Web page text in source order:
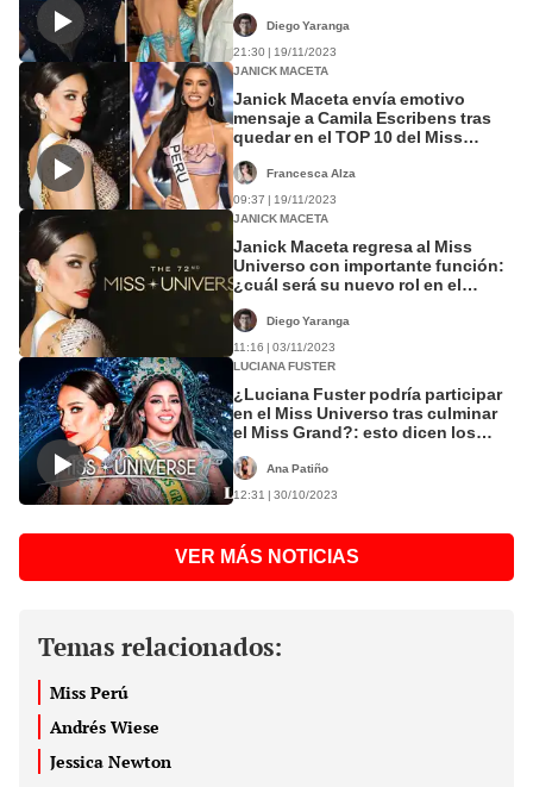
Diego Yaranga
21:30 | 19/11/2023
JANICK MACETA
Janick Maceta envía emotivo
mensaje a Camila Escribens tras
quedar en el TOP 10 del Miss
Francesca Alza
09:37 | 19/11/2023
JANICK MACETA
Janick Maceta regresa al Miss
Universo con importante función:
¿cuál será su nuevo rol en el
Diego Yaranga
11:16 | 03/11/2023
LUCIANA FUSTER
¿Luciana Fuster podría participar
en el Miss Universo tras culminar
el Miss Grand?: esto dicen los
Ana Patiño
12:31 | 30/10/2023
VER MÁS NOTICIAS
Temas relacionados:
Miss Perú
Andrés Wiese
Jessica Newton